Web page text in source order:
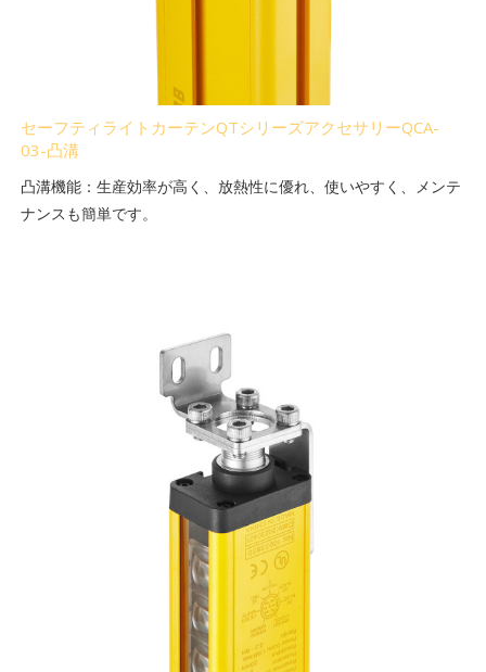
セーフティライトカーテンQTシリーズアクセサリーQCA-
03-凸溝
凸溝機能：生産効率が高く、放熱性に優れ、使いやすく、メンテ
ナンスも簡単です。